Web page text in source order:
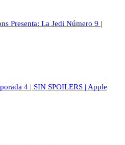
Presenta: La Jedi Número 9 |
4 | SIN SPOILERS | Apple